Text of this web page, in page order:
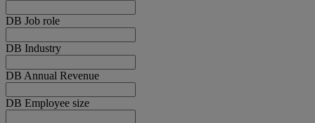
DB Job role
DB Industry
DB Annual Revenue
DB Employee size